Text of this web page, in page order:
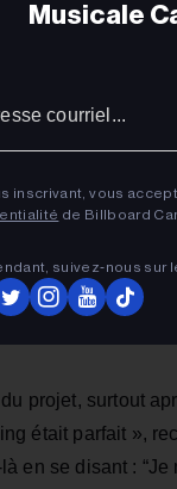
projet, surtout
était parfait »,
en se disant :
Musicale
inscrivant, vous
de Billboard
suivez‑nous sur